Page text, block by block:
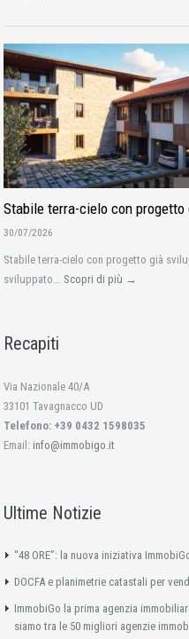
Stabile terra-cielo con
30/07/2026
Stabile terra-cielo con progetto già
sviluppato... Scopri di più →
Recapiti
Via Nazionale 40/A
33101 Tavagnacco UD
Telefono: +39 0432 1598035
Email: info@immobigo.it
Ultime Notizie
“48 ORE”: la nuova iniziativa
DOCFA e planimetrie catastali per
ImmobiGo la prima agenzia
siamo tra le 50 migliori agenzie